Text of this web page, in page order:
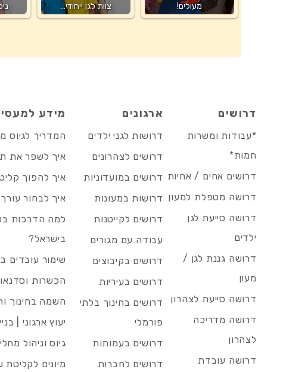
צוות לגן ייחודי…
מעולים!
דרושים
*עבודות ומשרות
חמות*
דרושים אחים / אחיות
דרושה מטפלת למעון
דרושה סייעת לגן
ילדים
דרושה גננת לגן /
מעון
דרושה סייעת לצהרון
דרושה מדריכה
לצהרון
דרושה עובדת
ארגונים
דרושות לגני ילדים
דרושים לצהרונים
דרושים במועדוניות
דרושות במעונות
דרושים לקייטנות
עבודה עם מגורים
דרושים בקיבוצים
דרושים בעיריות
דרושים בחינוך בלתי
פורמלי
דרושים בעמותות
דרושים לחברות
מידע
המדריך לגיוס
איך לשפר את
איך להפוך
איך לבחור
למה הדרכות
בישראל?
שימור עובדים
הכשרות
השמה בחינוך
יעוץ ארגוני |
גיוס וניהול
מיונים לקליטת